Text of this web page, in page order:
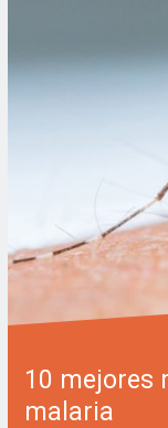
10 mejores
malaria